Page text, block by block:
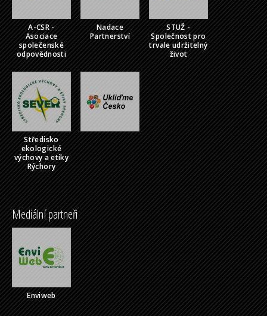
A-CSR -
Asociace
společenské
odpovědnosti
Nadace
Partnerství
STUŽ -
Společnost pro
trvale udržitelný
život
Středisko
ekologické
výchovy a etiky
Rýchory
Mediální partneři
Enviweb